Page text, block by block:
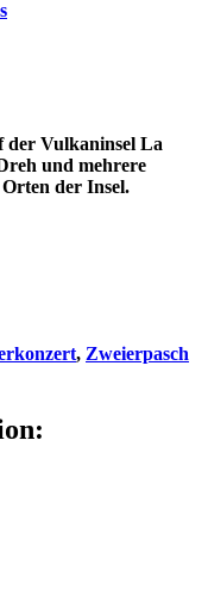
der Vulkaninsel La
und mehrere
Orten der Insel.
, Zweierpasch